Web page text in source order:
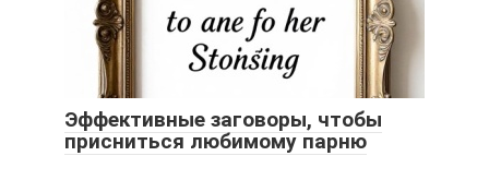
Эффективные заговоры, чтобы
присниться любимому парню